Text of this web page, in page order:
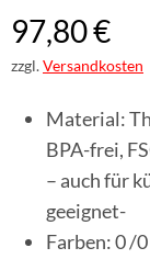
97,80€
zzgl.Versandkosten
Material:
BPA-frei,
– auch für
geeignet-
Farben: 0 /